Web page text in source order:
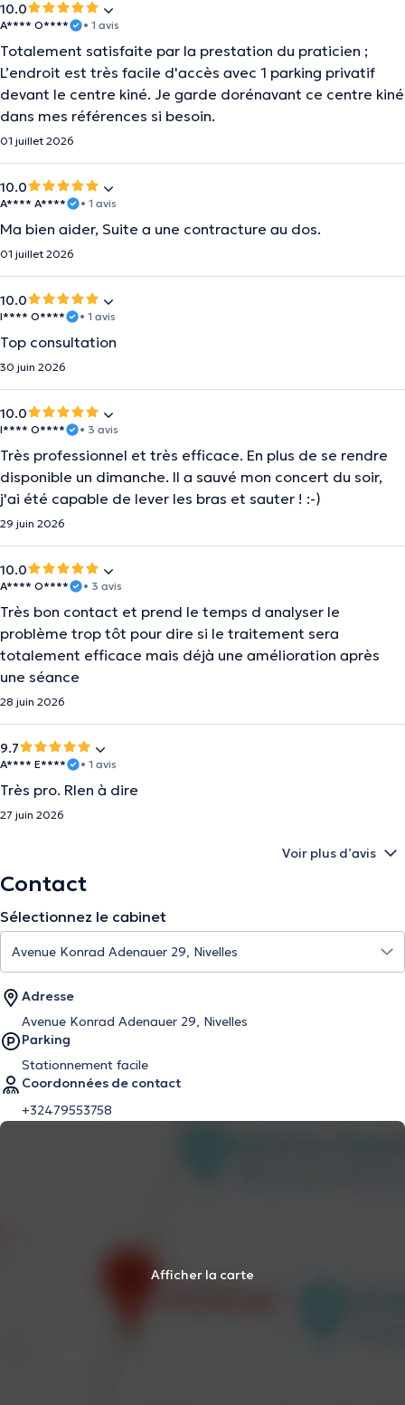
10.0
A**** O**** • 1 avis
Totalement satisfaite par la prestation du praticien ;
L’endroit est très facile d'accès avec 1 parking privatif
devant le centre kiné. Je garde dorénavant ce centre kiné
dans mes références si besoin.
01 juillet 2026
10.0
A**** A**** • 1 avis
Ma bien aider, Suite a une contracture au dos.
01 juillet 2026
10.0
I**** O**** • 1 avis
Top consultation
30 juin 2026
10.0
I**** O**** • 3 avis
Très professionnel et très efficace. En plus de se rendre
disponible un dimanche. Il a sauvé mon concert du soir,
j'ai été capable de lever les bras et sauter ! :-)
29 juin 2026
10.0
A**** O**** • 3 avis
Très bon contact et prend le temps d analyser le
problème trop tôt pour dire si le traitement sera
totalement efficace mais déjà une amélioration après
une séance
28 juin 2026
9.7
A**** E**** • 1 avis
Très pro. RIen à dire
27 juin 2026
Voir plus d’avis
Contact
Sélectionnez le cabinet
Adresse
Avenue Konrad Adenauer 29, Nivelles
Parking
Stationnement facile
Coordonnées de contact
+32479553758
Afficher la carte